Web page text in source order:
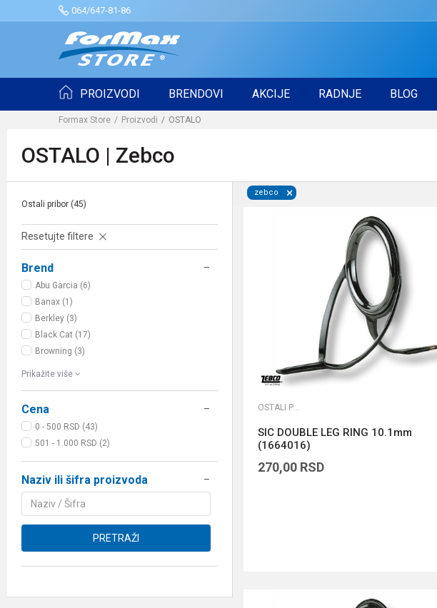
064/647-81-86
PROIZVODI BRENDOVI AKCIJE RADNJE BLOG
Formax Store Proizvodi OSTALO
OSTALO | Zebco
Ostali pribor (45)
Resetujte filtere
Brend
Abu Garcia (6)
Banax (1)
Berkley (3)
Black Cat (17)
Browning (3)
Prikažite više
Cena
0 - 500 RSD (43)
501 - 1.000 RSD (2)
Naziv ili šifra proizvoda
PRETRAŽI
zebco
OSTALI PRIBOR
SIC DOUBLE LEG RING 10.1mm
(1664016)
270,00 RSD